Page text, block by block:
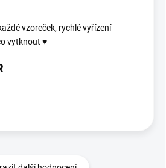
vzoreček, rychlé vyřízení
vytknout ♥️